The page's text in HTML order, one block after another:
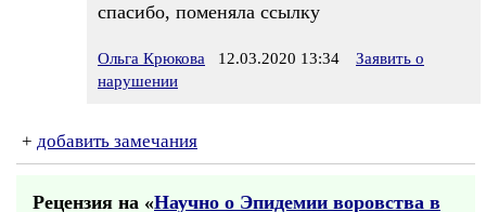
спасибо, поменяла ссылку
Ольга Крюкова 12.03.2020 13:34
Заявить о
нарушении
+ добавить замечания
Рецензия на «Научно о Эпидемии воровства в